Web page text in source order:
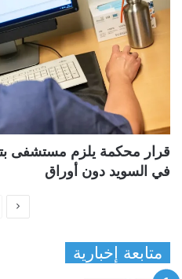
قرار محكمة يلزم مستشفى
في السويد دون أوراق
متابعة إخبارية